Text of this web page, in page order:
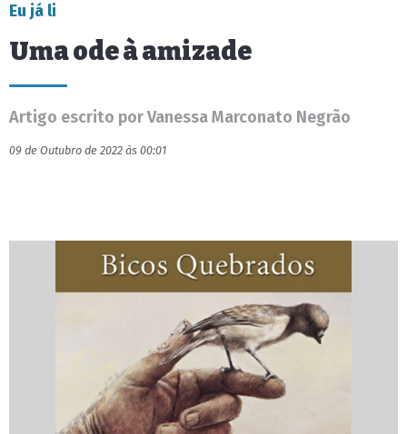
Eu já li
Uma ode à amizade
Artigo escrito por Vanessa Marconato Negrão
09 de Outubro de 2022 às 00:01